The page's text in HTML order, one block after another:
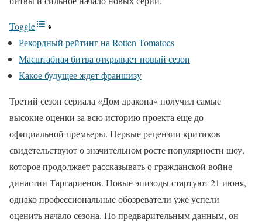
Toggle
Рекордный рейтинг на Rotten Tomatoes
Масштабная битва открывает новый сезон
Какое будущее ждет франшизу
Третий сезон сериала «Дом дракона» получил самые
высокие оценки за всю историю проекта еще до
официальной премьеры. Первые рецензии критиков
свидетельствуют о значительном росте популярности шоу,
которое продолжает рассказывать о гражданской войне
династии Таргариенов. Новые эпизоды стартуют 21 июня,
однако профессиональные обозреватели уже успели
оценить начало сезона. По предварительным данным, он